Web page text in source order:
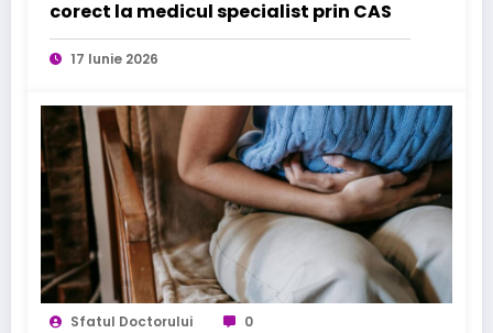
corect la medicul specialist prin CAS
17 Iunie 2026
Sfatul Doctorului 0